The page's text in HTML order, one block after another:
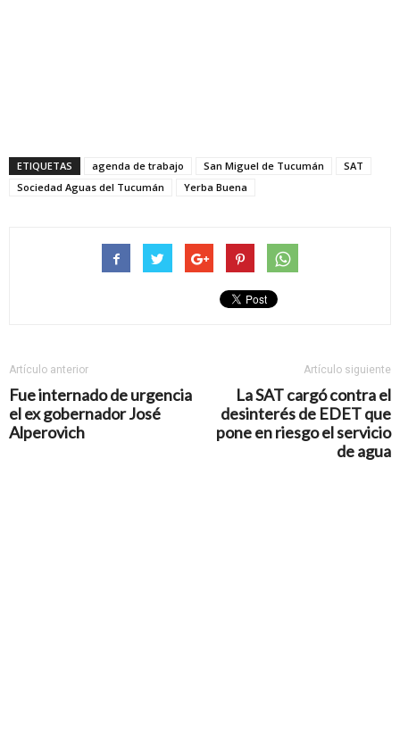
ETIQUETAS agenda de trabajo San Miguel de Tucumán
SAT
Sociedad Aguas del Tucumán
Yerba Buena
Artículo anterior
Fue internado de urgencia
el ex gobernador José
Alperovich
Artículo siguiente
La SAT cargó contra el
desinterés de EDET que
pone en riesgo el servicio
de agua